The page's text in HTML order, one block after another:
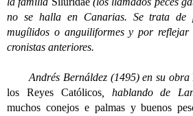
no se halla en Canarias. Se trata de
mugílidos o anguiliformes y por
cronistas anteriores.
Andrés Bernáldez (1495) en su obra
los Reyes Católicos, hablando de
muchos conejos e palmas y buenos